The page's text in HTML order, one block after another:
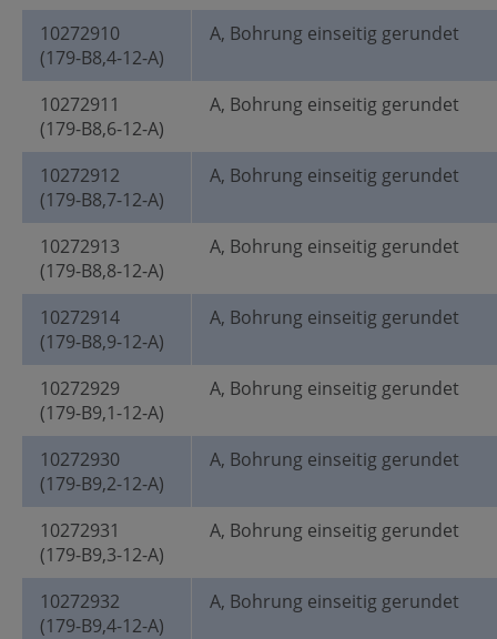
10272910
(179-B8,4-12-A)
A, Bohrung einseitig gerundet
10272911
(179-B8,6-12-A)
A, Bohrung einseitig gerundet
10272912
(179-B8,7-12-A)
A, Bohrung einseitig gerundet
10272913
(179-B8,8-12-A)
A, Bohrung einseitig gerundet
10272914
(179-B8,9-12-A)
A, Bohrung einseitig gerundet
10272929
(179-B9,1-12-A)
A, Bohrung einseitig gerundet
10272930
(179-B9,2-12-A)
A, Bohrung einseitig gerundet
10272931
(179-B9,3-12-A)
A, Bohrung einseitig gerundet
10272932
(179-B9,4-12-A)
A, Bohrung einseitig gerundet